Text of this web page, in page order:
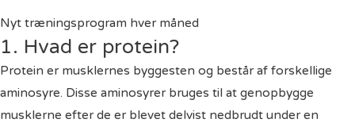
Nyt træningsprogram hver måned
1. Hvad er protein?
Protein er musklernes byggesten og består af forskellige
aminosyre. Disse aminosyrer bruges til at genopbygge
musklerne efter de er blevet delvist nedbrudt under en